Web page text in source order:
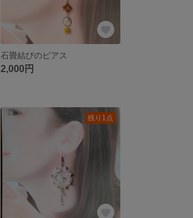
石畳結びのピアス
2,000円
残り1点